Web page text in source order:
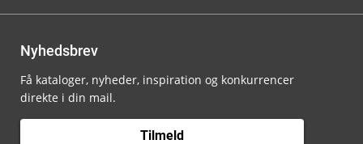
Nyhedsbrev
Få kataloger, nyheder, inspiration og konkurrencer
direkte i din mail.
Tilmeld